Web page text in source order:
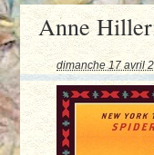
Anne
dimanche 17 avril